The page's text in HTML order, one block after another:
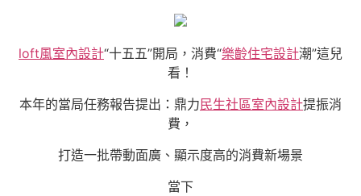
loft風室內設計“十五五”開局，消費“樂齡住宅設計潮”這兒
看！
本年的當局任務報告提出：鼎力 民生社區室內設計提振消
費，
打造一批帶動面廣、顯示度高的消費新場景
當下